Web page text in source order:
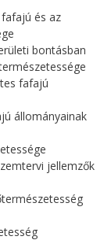
és az
bontásban
fafajú
állományainak
jellemzők